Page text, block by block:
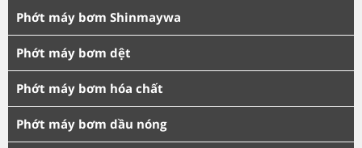
Phớt máy bơm Shinmaywa
Phớt máy bơm dệt
Phớt máy bơm hóa chất
Phớt máy bơm dầu nóng